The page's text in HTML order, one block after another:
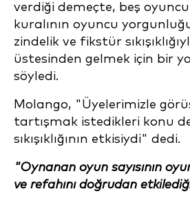
verdiği demeçte, beş
kuralının oyuncu
zindelik ve fikstür
üstesinden gelmek için bir
söyledi.
Molango, "Üyelerimizle
tartışmak istedikleri konu
sıkışıklığının etkisiydi" dedi.
"Oynanan oyun sayısının
ve refahını doğrudan